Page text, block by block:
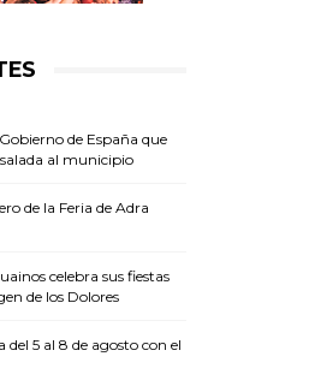
de España que
al municipio
de la Feria de Adra
celebra sus fiestas
de los Dolores
del 5 al 8 de agosto con el